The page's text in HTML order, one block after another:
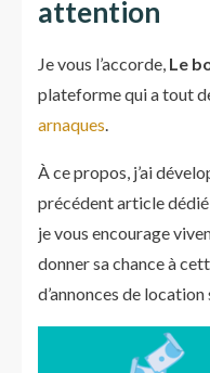
attention
Je vous l’accorde, Le
plateforme qui a tout
arnaques.
À ce propos, j’ai
précédent article dédié
je vous encourage
donner sa chance à
d’annonces de